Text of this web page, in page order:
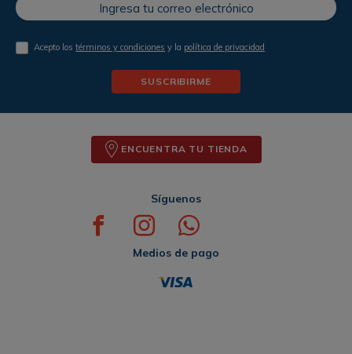
Acepto lostérminos y condiciones y la política de privacidad
SUSCRIBIRME
ENCUENTRA TU TIENDA
Síguenos
Medios de pago